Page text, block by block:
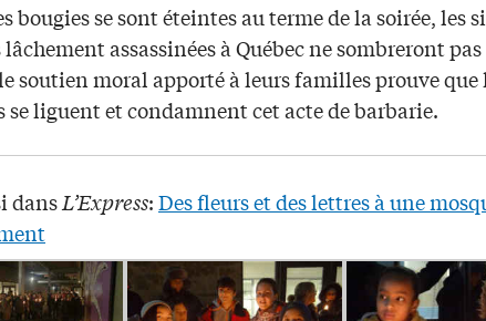
bougies se sont éteintes au terme de la soirée, les
assassinées à Québec ne sombreront
soutien moral apporté à leurs familles prouve que
se liguent et condamnent cet acte de barbarie.
dansL’Express:Des fleurs et des lettres à une